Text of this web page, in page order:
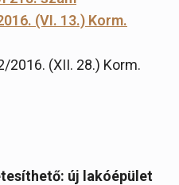
(VI. 13.) Korm.
2016. (XII. 28.) Korm.
új lakóépület